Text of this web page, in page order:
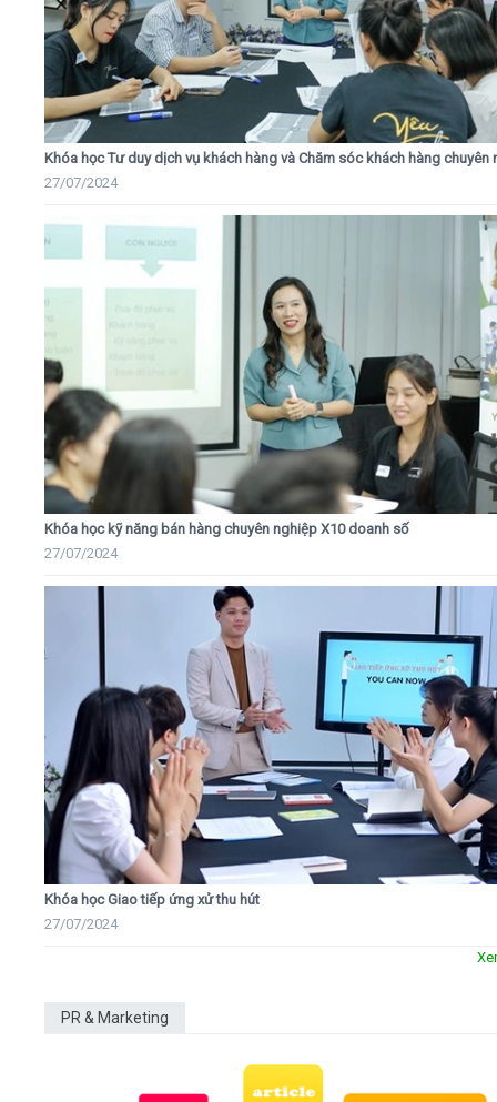
Khóa học Tư duy dịch vụ khách hàng và Chăm sóc khách hàng chuyên
27/07/2024
Khóa học kỹ năng bán hàng chuyên nghiệp X10 doanh số
27/07/2024
Khóa học Giao tiếp ứng xử thu hút
27/07/2024
PR & Marketing